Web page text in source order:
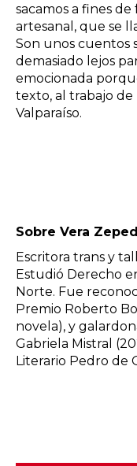
sacamos a fines
artesanal, que se
Son unos cuentos
demasiado lejos
emocionada
texto, al trabajo de
Valparaíso.
Sobre Vera
Escritora trans y
Estudió Derecho
Norte. Fue
Premio Roberto
novela), y
Gabriela Mistral
Literario Pedro de